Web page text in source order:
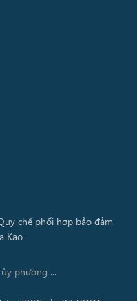
phường ...